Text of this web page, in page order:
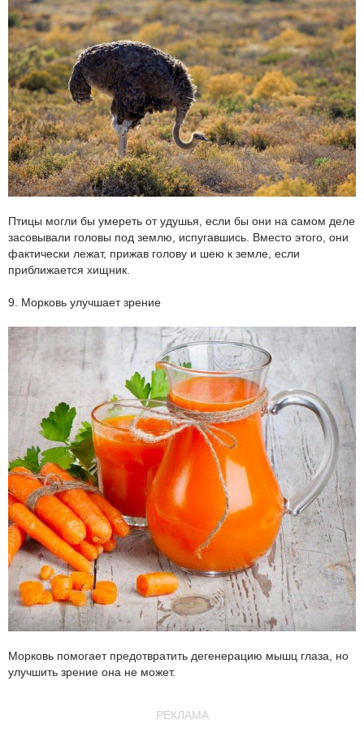
Птицы могли бы умереть от удушья, если бы они на самом деле
засовывали головы под землю, испугавшись. Вместо этого, они
фактически лежат, прижав голову и шею к земле, если
приближается хищник.
9. Морковь улучшает зрение
Морковь помогает предотвратить дегенерацию мышц глаза, но
улучшить зрение она не может.
РЕКЛАМА